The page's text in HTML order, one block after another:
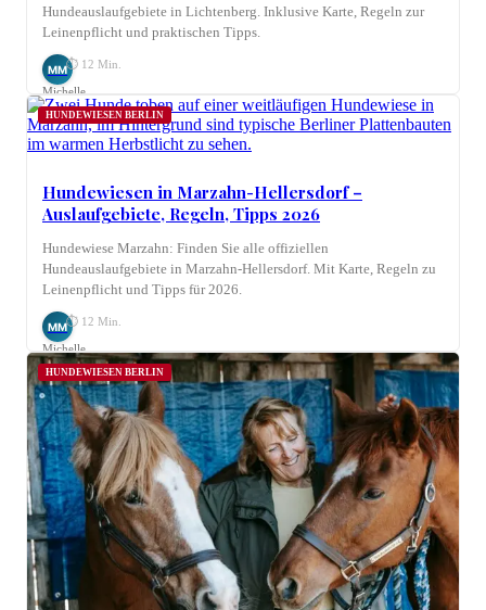
Hundeauslaufgebiete in Lichtenberg. Inklusive Karte, Regeln zur
Leinenpflicht und praktischen Tipps.
MM
Michelle
Möhring
⏱ 12 Min.
HUNDEWIESEN BERLIN
Hundewiesen in Marzahn-Hellersdorf –
Auslaufgebiete, Regeln, Tipps 2026
Hundewiese Marzahn: Finden Sie alle offiziellen
Hundeauslaufgebiete in Marzahn-Hellersdorf. Mit Karte, Regeln zu
Leinenpflicht und Tipps für 2026.
MM
Michelle
Möhring
⏱ 12 Min.
HUNDEWIESEN BERLIN